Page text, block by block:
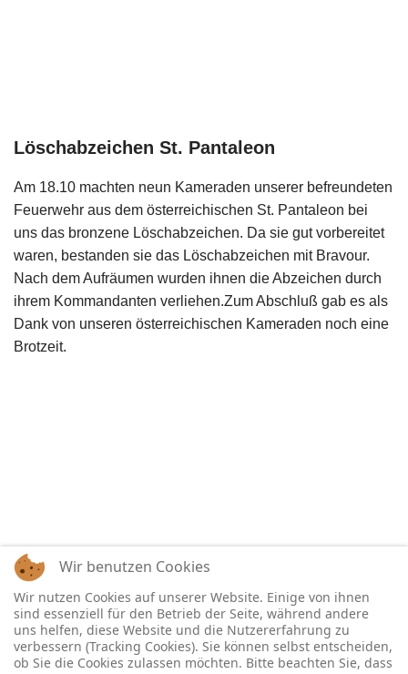
Löschabzeichen St. Pantaleon
Am 18.10 machten neun Kameraden unserer befreundeten
Feuerwehr aus dem österreichischen St. Pantaleon bei
uns das bronzene Löschabzeichen. Da sie gut vorbereitet
waren, bestanden sie das Löschabzeichen mit Bravour.
Nach dem Aufräumen wurden ihnen die Abzeichen durch
ihrem Kommandanten verliehen.Zum Abschluß gab es als
Dank von unseren österreichischen Kameraden noch eine
Brotzeit.
Wir benutzen Cookies
Wir nutzen Cookies auf unserer Website. Einige von ihnen
sind essenziell für den Betrieb der Seite, während andere
uns helfen, diese Website und die Nutzererfahrung zu
verbessern (Tracking Cookies). Sie können selbst entscheiden,
ob Sie die Cookies zulassen möchten. Bitte beachten Sie, dass